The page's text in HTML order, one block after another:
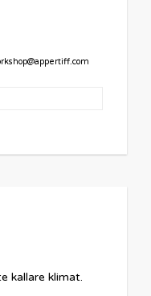
kallare klimat.